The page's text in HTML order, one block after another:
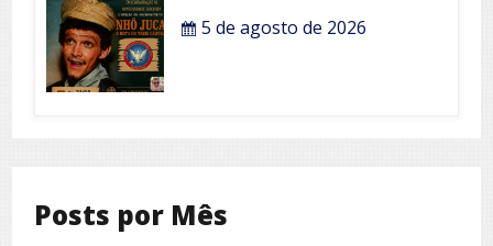
5 de agosto de 2026
Posts por Mês